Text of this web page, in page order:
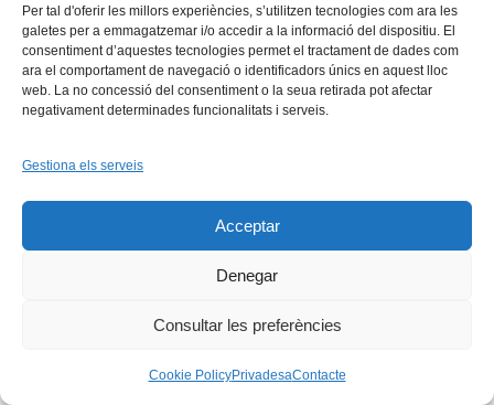
Per tal d'oferir les millors experiències, s’utilitzen tecnologies com ara les
galetes per a emmagatzemar i/o accedir a la informació del dispositiu. El
consentiment d’aquestes tecnologies permet el tractament de dades com
ara el comportament de navegació o identificadors únics en aquest lloc
web. La no concessió del consentiment o la seua retirada pot afectar
negativament determinades funcionalitats i serveis.
Gestiona els serveis
Acceptar
Denegar
Consultar les preferències
Cookie PolicyPrivadesaContacte
Facebook
X BlueskyTiktok LinkedIn
INICI
Copyright © 2026 -Xarxa Vives d'Universitats